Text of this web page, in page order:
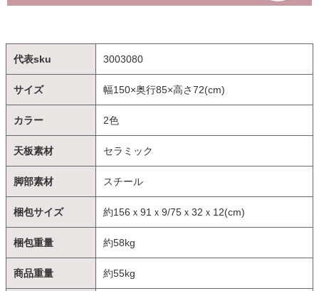
代表sku 3003080
サイズ 幅150×奥行85×高さ72(cm)
カラー 2色
天板素材 セラミック
脚部素材 スチール
梱包サイズ 約156ｘ91ｘ9/75ｘ32ｘ12(cm)
梱包重量 約58kg
商品重量 約55kg